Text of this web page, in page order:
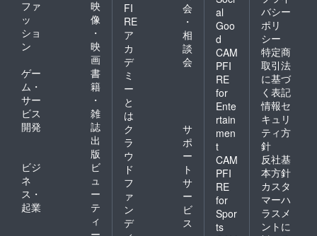
ファ
ッ
ショ
ン
映
像
・
映
画
ゲー
ム・
サー
ビス
開発
書
籍
・
雑
誌
出
版
ビジ
ネ
ス・
起業
ビ
ュ
ー
テ
ィ
FI
RE
ア
カ
デ
ミ
ー
と
は
会
・
相
談
会
ク
ラ
ウ
ド
フ
ァ
ン
デ
サ
ポ
ー
ト
サ
ー
ビ
ス
al
Goo
d
CAM
PFI
RE
for
Ente
rtain
men
t
CAM
PFI
RE
for
Spor
ts
バシー
ポリ
シー
特定商
取引法
に基づ
く表記
情報セ
キュリ
ティ方
針
反社基
本方針
カスタ
マーハ
ラスメ
ントに